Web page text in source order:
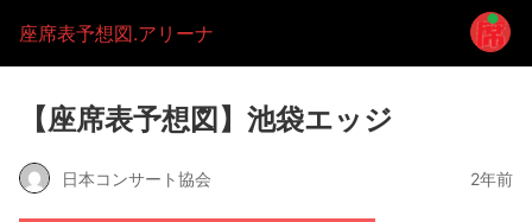
座席表予想図.アリーナ
【座席表予想図】池袋エッジ
日本コンサート協会 2年前